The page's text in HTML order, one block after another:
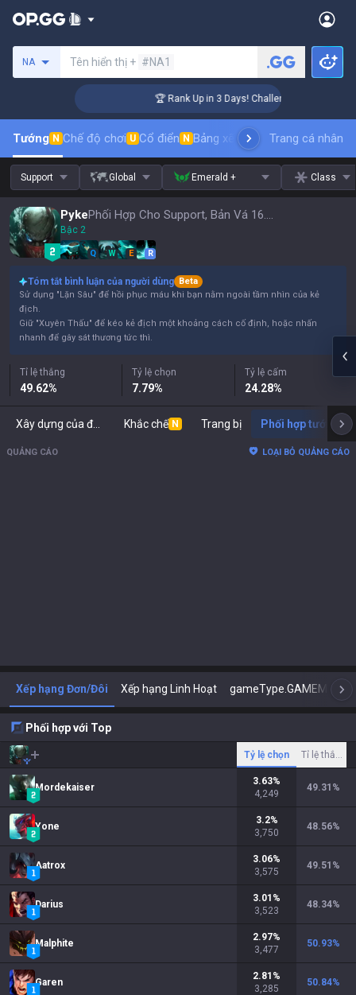
NA Tên hiển thị + #NA1
🏆 Rank Up in 3 Days! Challenger Coaching
Tướng N Chế độ chơi U Cổ điển N Bảng xếp hạng trang phụcthứ
Trang cá nhân
Support Global Emerald + Class
Pyke Phối Hợp Cho Support, Bản Vá 16.15
Bậc 2
Q W E R
Tóm tắt bình luận của người dùng Beta
Sử dụng "Lặn Sâu" để hồi phục máu khi bạn nằm ngoài tầm nhìn của kẻ
địch.
Giữ "Xuyên Thấu" để kéo kẻ địch một khoảng cách cố định, hoặc nhấn
nhanh để gây sát thương tức thì.
Tỉ lệ thắng
49.62%
Tỷ lệ chọn
7.79%
Tỷ lệ cấm
24.28%
Khắc chế N Trang bị Phối hợp tướng
QUẢNG CÁO LOẠI BỎ QUẢNG CÁO
Xếp hạng Đơn/Đôi Xếp hạng Linh Hoạt
Phối hợp với Top
Tỷ lệ chọn Tỉ lệ thắng
Mordekaiser
3.63%
4,249
49.31 %
Yone
3.2%
3,750
48.56%
Aatrox
3.06%
3,575
49.51 %
Darius
3.01 %
3,523
48.34%
Malphite
2.97%
3,477
50.93%
Garen
2.81 %
3,285
50.84%